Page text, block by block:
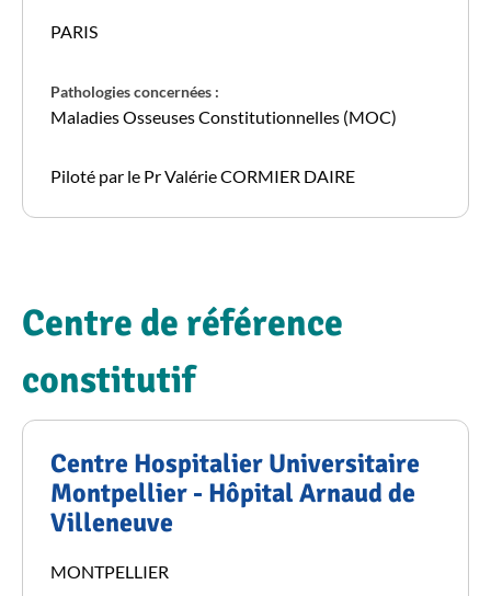
PARIS
Pathologies concernées :
Maladies Osseuses Constitutionnelles (MOC)
Piloté par le Pr Valérie CORMIER DAIRE
Centre de référence
constitutif
Centre Hospitalier Universitaire
Montpellier - Hôpital Arnaud de
Villeneuve
MONTPELLIER